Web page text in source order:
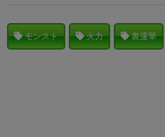
モンスト 火力 裏蓮華